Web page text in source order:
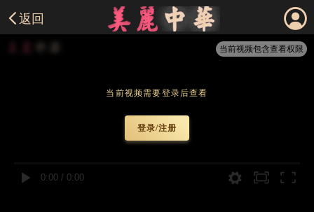
返回
当前视频包含查看权限
当前视频需要登录后查看
登录/注册
0:00 / 0:00